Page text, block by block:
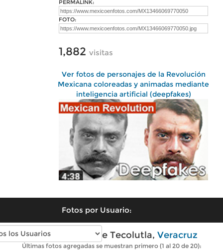
PERMALINK:
FOTO:
1,882 visitas
Ver fotos de personajes de la Revolución
Mexicana coloreadas y animadas mediante
inteligencia artificial (deepfakes)
Fotos por Usuario:
Fotos antiguas de Tecolutla, Veracruz
Últimas fotos agregadas se muestran primero (1 al 20 de 20):